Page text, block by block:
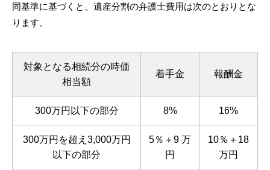
同基準に基づくと、遺産分割の弁護士費用は次のとおりとな
ります。
対象となる相続分の時価
相当額
着手金 報酬金
300万円以下の部分 8% 16%
300万円を超え3,000万円
以下の部分
5％＋9 万
円
10％＋18
万円